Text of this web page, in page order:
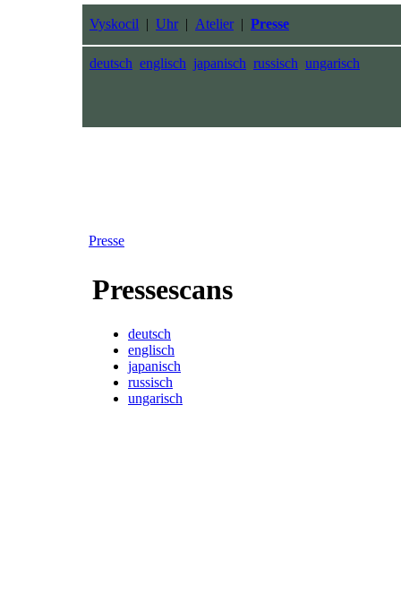
Vyskocil | Uhr| Atelier| Presse
deutsch englisch japanisch russisch ungarisch
Presse
Pressescans
deutsch
englisch
japanisch
russisch
ungarisch